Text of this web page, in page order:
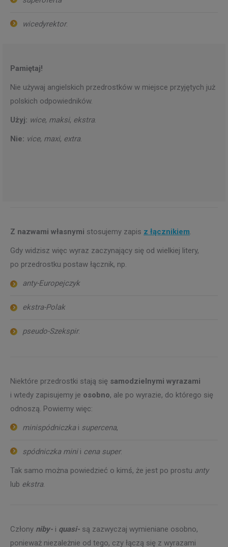
wicedyrektor.
Pamiętaj!
Nie używaj angielskich przedrostków w miejsce przyjętych już
polskich odpowiedników.
Użyj: wice, maksi, ekstra.
Nie: vice, maxi, extra.
Z nazwami własnymi stosujemy zapis z łącznikiem.
Gdy widzisz więc wyraz zaczynający się od wielkiej litery,
po przedrostku postaw łącznik, np.
anty-Europejczyk
ekstra-Polak
pseudo-Szekspir.
Niektóre przedrostki stają się samodzielnymi wyrazami
i wtedy zapisujemy je osobno, ale po wyrazie, do którego się
odnoszą. Powiemy więc:
minispódniczkai supercena,
spódniczka minii cena super.
Tak samo można powiedzieć o kimś, że jest po prostu anty
lub ekstra.
Człony niby- i quasi- są zazwyczaj wymieniane osobno,
ponieważ niezależnie od tego, czy łączą się z wyrazami